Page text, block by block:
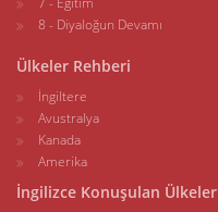
8 - Diyaloğun Devamı
Ülkeler Rehberi
İngiltere
Avustralya
Kanada
Amerika
İngilizce Konuşulan Ülkeler